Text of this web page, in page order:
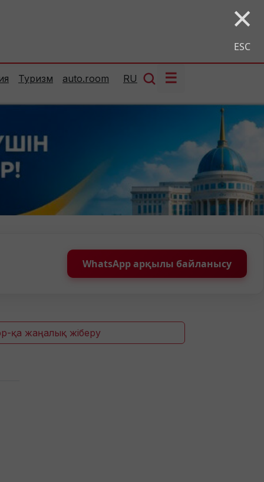
×
ESC
Туризм auto.room RU ☰
WhatsApp арқылы байланысу
қа жаңалық жіберу